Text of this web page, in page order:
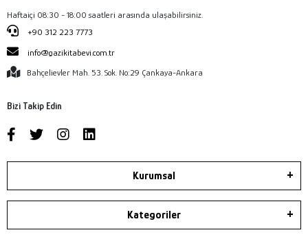
Haftaiçi 08:30 - 18:00 saatleri arasında ulaşabilirsiniz.
+90 312 223 7773
info@gazikitabevi.com.tr
Bahçelievler Mah. 53. Sok. No:29 Çankaya-Ankara
Bizi Takip Edin
Kurumsal
Kategoriler